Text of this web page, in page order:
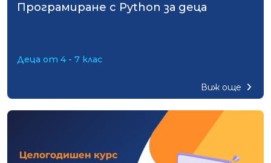
Програмиране с Python за деца
Деца от 4 - 7 клас
Виж още